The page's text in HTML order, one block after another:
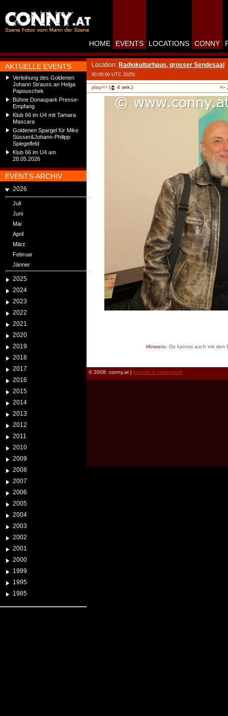
AKTUELLE EVENTS
Verleihung des Goldenen
Johann Strauss an Helga
Papouschek
Bühne Donaupark Presse-
Empfang
Klub 66 im U4 mit Tamara
Mascara
Goldenen Spargel für Mike
Süsser&Johann-Philipp
Spiegelfeld
Klub 66 im U4 am
28.05.2026
EVENTS-ARCHIV
2026
Juli
Juni
Mai
April
März
Februar
Jänner
2025
2024
2023
2022
2021
2020
2019
2018
2017
2016
2015
2014
2013
2012
2011
2010
2009
2008
2007
2006
2005
2004
2003
2002
2001
2000
1999
1995
1985
HOME EVENTS LOCATIONS CONNY
Location: Radiokulturhaus, grosser Sendesaal
00:00:00 UTC 2025)
play>> ( 4 sek.) <-
Hinweis:Du kannst auch mit den
© 2008: conny.at | kontakt & impressum